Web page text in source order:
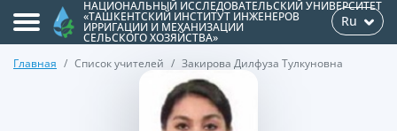
НАЦИОНАЛЬНЫЙ ИССЛЕДОВАТЕЛЬСКИЙ УНИВЕРСИТЕТ
«ТАШКЕНТСКИЙ ИНСТИТУТ ИНЖЕНЕРОВ
ИРРИГАЦИИ И МЕХАНИЗАЦИИ
СЕЛЬСКОГО ХОЗЯЙСТВА»
Ru
Главная Список учителей Закирова Дилфуза Тулкуновна